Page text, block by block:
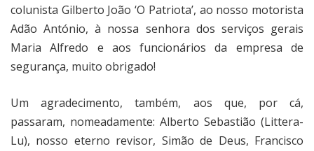
colunista Gilberto João ‘O Patriota’, ao nosso motorista
Adão António, à nossa senhora dos serviços gerais
Maria Alfredo e aos funcionários da empresa de
segurança, muito obrigado!
Um agradecimento, também, aos que, por cá,
passaram, nomeadamente: Alberto Sebastião (Littera-
Lu), nosso eterno revisor, Simão de Deus, Francisco